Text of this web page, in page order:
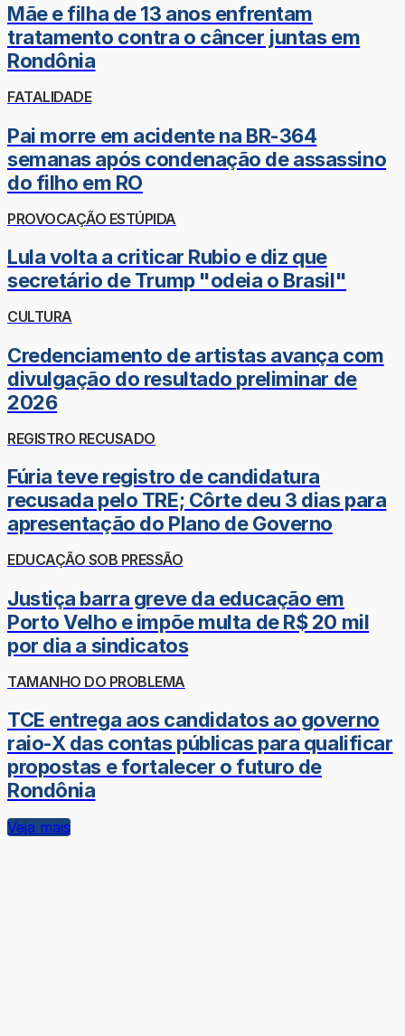
Mãe e filha de 13 anos enfrentam
tratamento contra o câncer juntas em
Rondônia
FATALIDADE
Pai morre em acidente na BR-364
semanas após condenação de assassino
do filho em RO
PROVOCAÇÃO ESTÚPIDA
Lula volta a criticar Rubio e diz que
secretário de Trump "odeia o Brasil"
CULTURA
Credenciamento de artistas avança com
divulgação do resultado preliminar de
2026
REGISTRO RECUSADO
Fúria teve registro de candidatura
recusada pelo TRE; Côrte deu 3 dias para
apresentação do Plano de Governo
EDUCAÇÃO SOB PRESSÃO
Justiça barra greve da educação em
Porto Velho e impõe multa de R$ 20 mil
por dia a sindicatos
TAMANHO DO PROBLEMA
TCE entrega aos candidatos ao governo
raio-X das contas públicas para qualificar
propostas e fortalecer o futuro de
Rondônia
Veja mais